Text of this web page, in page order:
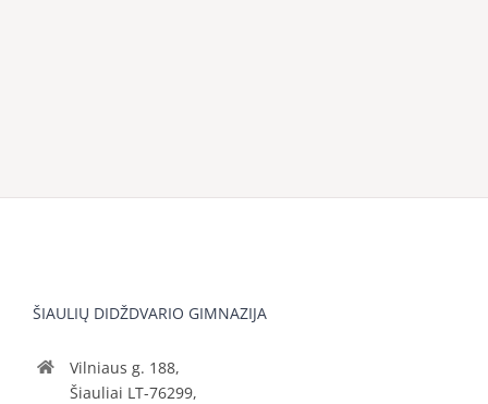
ŠIAULIŲ DIDŽDVARIO GIMNAZIJA
Vilniaus g. 188,
Šiauliai LT-76299,